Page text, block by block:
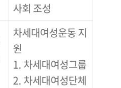
사회 조성
차세대여성운동 지
원
1. 차세대여성그룹
2. 차세대여성단체